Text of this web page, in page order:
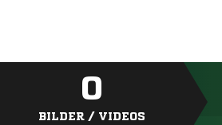
0
BILDER / VIDEOS